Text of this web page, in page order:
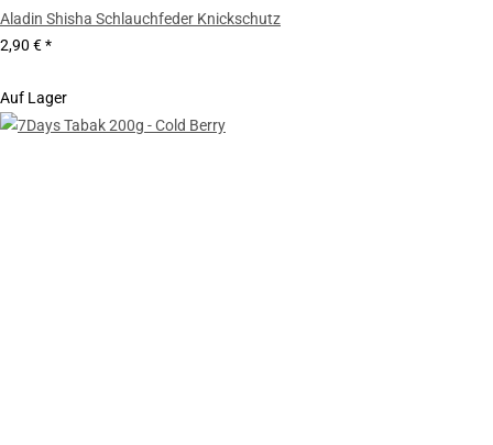
Aladin Shisha Schlauchfeder Knickschutz
2,90 €*
Auf Lager